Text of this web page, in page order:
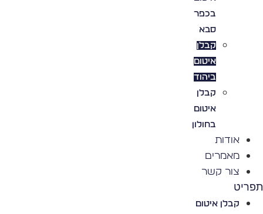
בכפר
סבא
קבלן
איטום
ביהוד
קבלן
איטום
בחולון
אודות
מאמרים
צור קשר
קבלן איטום